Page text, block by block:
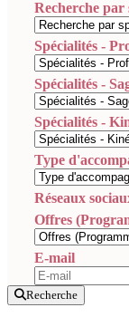
Recherche par
Spécialités -
Spécialités -
Spécialités -
Type
Réseaux
Offres
E-mail
Recherche